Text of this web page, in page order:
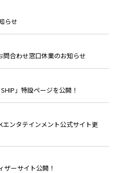
GLOBAL
らせ
合わせ窓口休業のお知らせ
SHIP」特設ページを公開！
エンタテインメント公式サイト更
ザーサイト公開！